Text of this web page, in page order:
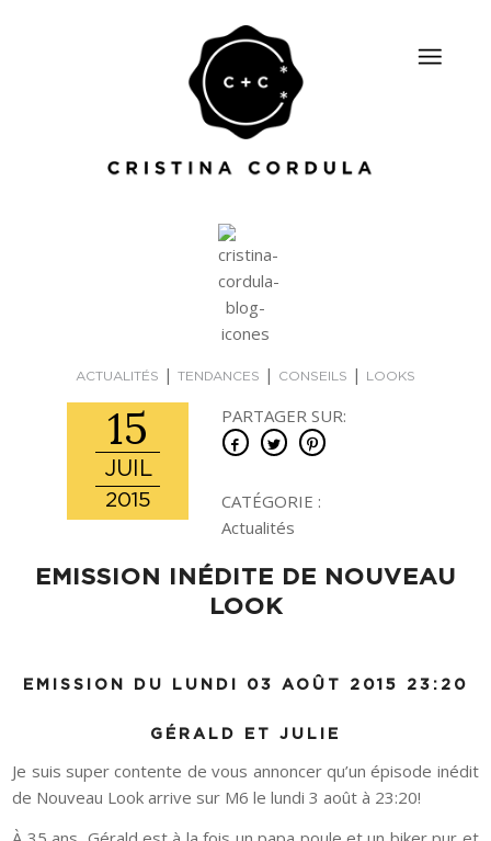
ACTUALITÉS | TENDANCES | CONSEILS | LOOKS
15
JUIL
2015
PARTAGER SUR:
CATÉGORIE :
Actualités
EMISSION INÉDITE DE NOUVEAU
LOOK
EMISSION DU LUNDI 03 AOÛT 2015 23:20
GÉRALD ET JULIE
Je suis super contente de vous annoncer qu’un épisode inédit
de Nouveau Look arrive sur M6 le lundi 3 août à 23:20!